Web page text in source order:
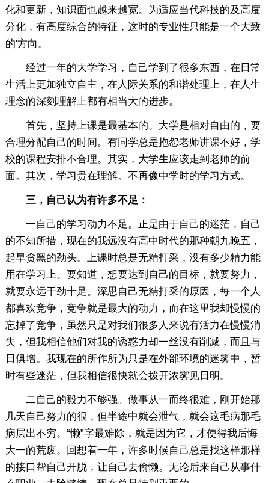
化和更新，知识面也越来越宽。为适应当代科技的及高度
分化，有高度综合的特征，这时的专业性只能是一个大致
的'方向。
经过一年的大学学习，自己学到了很多东西，在日常
生活上更加独立自主，在人际关系的和谐处理上，在人生
理念的深刻理解上都有相当大的进步。
首先，坚持上课是最基本的。大学是相对自由的，要
合理分配自己的时间。有同学总是抱怨老师讲课不好，学
校的课程安排不合理。其实，大学生应该走到老师的前
面。其次，学习贵在理解。不再像中学时的学习方式。
三，自己认为有许多不足：
一自己的学习动力不足。正是由于自己的迷茫，自己
的不知所措，现在的我远没有高中时代的那种朝九晚五，
起早贪黑的劲头。上课时总是无精打采，没有多少精力能
用在学习上。要知道，想要达到自己的目标，就要努力，
就要永远干劲十足。深思自己无精打采的原因，每一个人
都喜欢竞争，竞争就是最大的动力，而在这里我却慢慢的
忘掉了竞争，虽然只是对我们很多人来说有活力在慢慢消
失，但我相信他们对我的诱惑力却一丝没有削减，而且与
日俱增。我现在的所作所为只是在外部环境的迷雾中，暂
时有些迷茫，但我相信很快就会拨开浓雾见日明。
二自己的毅力不够强。做事从一而终很难，刚开始那
几天自己努力的很，但半途中就会泄气，就会这毛病那毛
病层出不穷。“懒”字最难除，就是因为它，才使得我后悔
大一的荒废。回想着一年，许多时候自己总是找这样那样
的接口帮自己开脱，让自己去偷懒。无论后来自己从事什